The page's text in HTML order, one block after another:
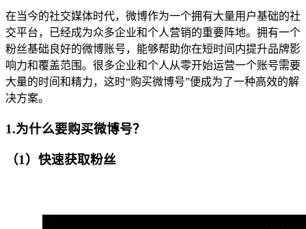
在当今的社交媒体时代，微博作为一个拥有大量用户基础的社
交平台，已经成为众多企业和个人营销的重要阵地。拥有一个
粉丝基础良好的微博账号，能够帮助你在短时间内提升品牌影
响力和覆盖范围。很多企业和个人从零开始运营一个账号需要
大量的时间和精力，这时“购买微博号”便成为了一种高效的解
决方案。
1.为什么要购买微博号？
（1）快速获取粉丝